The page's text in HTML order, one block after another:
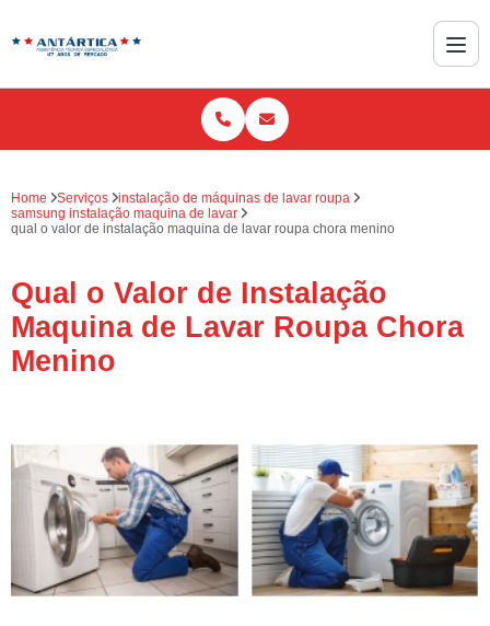
Home Serviços
instalação de máquinas de lavar roupa
samsung instalação maquina de lavar
qual o valor de instalação maquina de lavar roupa chora menino
Qual o Valor de Instalação
Maquina de Lavar Roupa Chora
Menino